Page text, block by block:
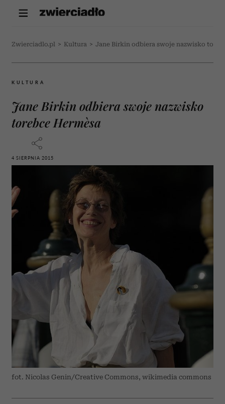
Zwierciadlo.pl > Kultura > Jane Birkin odbiera swoje nazwisko
KULTURA
Jane Birkin odbiera swoje nazwisko
torebce Hermèsa
4 SIERPNIA 2015
fot. Nicolas Genin/Creative Commons, wikimedia commons